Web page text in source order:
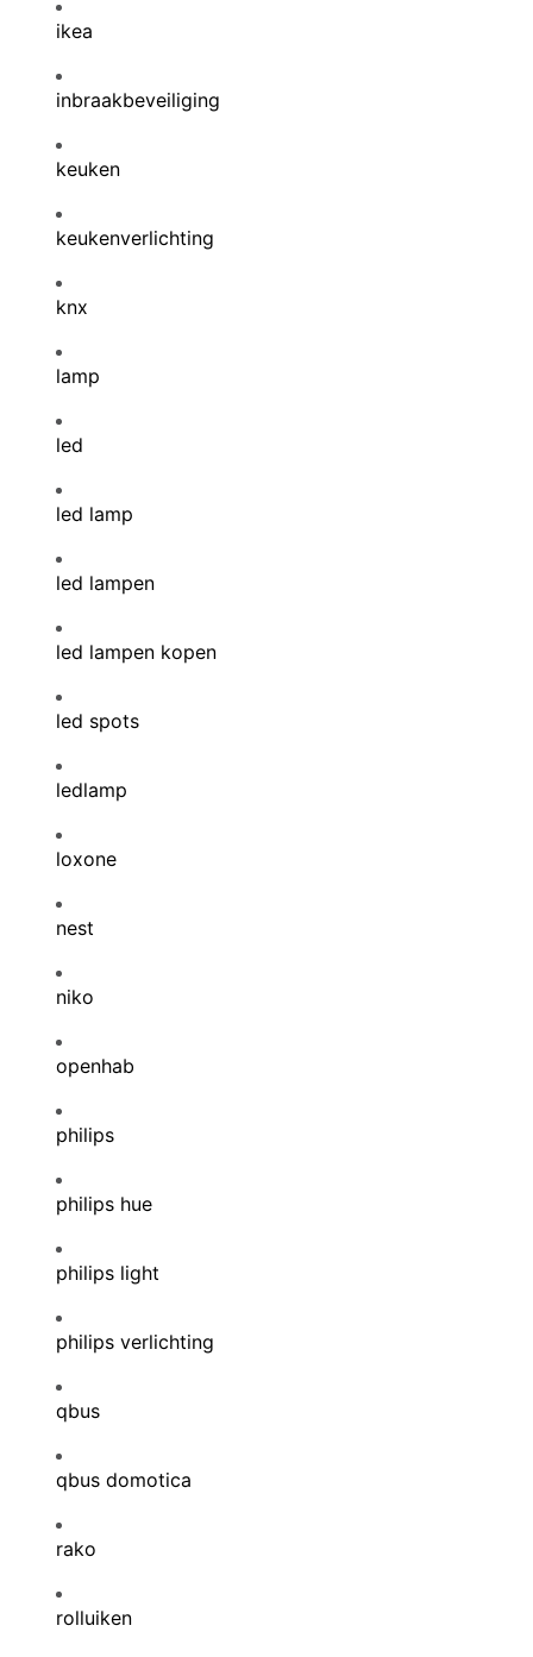
ikea
inbraakbeveiliging
keuken
keukenverlichting
knx
lamp
led
led lamp
led lampen
led lampen kopen
led spots
ledlamp
loxone
nest
niko
openhab
philips
philips hue
philips light
philips verlichting
qbus
qbus domotica
rako
rolluiken